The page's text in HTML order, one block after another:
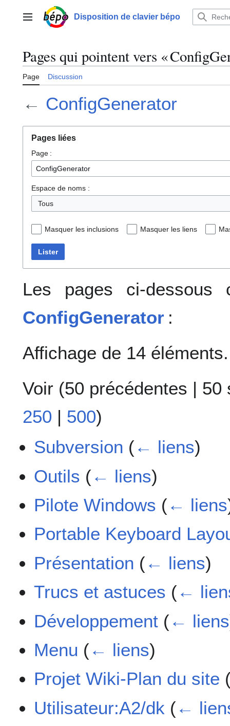
contenuMenu principalDisposition de clavier bépo
Pages qui pointent vers «
Page Discussion
← ConfigGenerator
Pages liées
Page :
Espace de noms :
Tous
Masquer les inclusions Masquer les liens
Lister
Les pages ci-dessous
ConfigGenerator :
Affichage de 14 éléments.
Voir (50 précédentes | 50
250 | 500)
Subversion (← liens)
Outils (← liens)
Pilote Windows (← liens
Portable Keyboard
Présentation (← liens)
Trucs et astuces (←
Développement (← liens
Menu (← liens)
Projet Wiki-Plan du site
Utilisateur:A2/dk (←